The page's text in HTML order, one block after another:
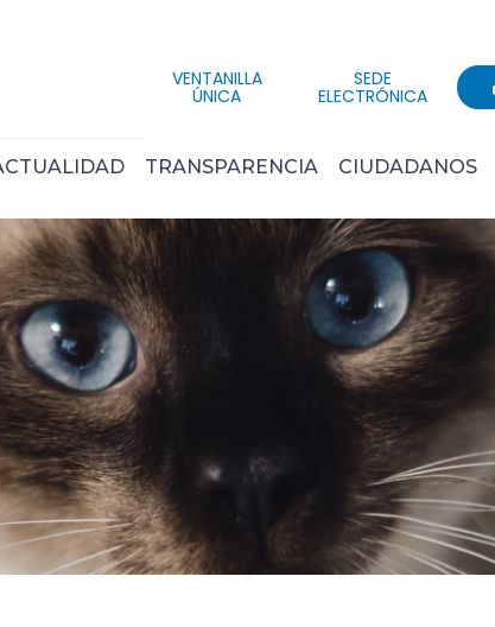
VENTANILLA
ÚNICA
SEDE
ELECTRÓNICA
TRANSPARENCIA CIUDADANOS